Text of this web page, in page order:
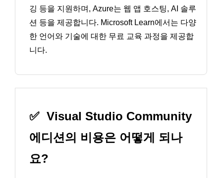
깅 등을 지원하며, Azure는 웹 앱 호스팅, AI 솔루
션 등을 제공합니다. Microsoft Learn에서는 다양
한 언어와 기술에 대한 무료 교육 과정을 제공합
니다.
✅ Visual Studio Community
에디션의 비용은 어떻게 되나
요?